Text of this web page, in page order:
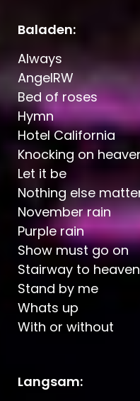
Baladen:
Always
AngelRW
Bed of roses
Hymn
Hotel California
Knocking on
Let it be
Nothing else
November rain
Purple rain
Show must go on
Stairway to heaven
Stand by me
Whats up
With or without
Langsam: